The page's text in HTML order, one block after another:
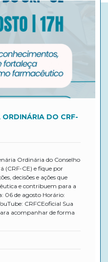
ORDINÁRIA DO CRF-
Ordinária do Conselho
(CRF-CE) e fique por
decisões e ações que
e contribuem para a
06 de agosto Horário:
CRFCEoficial Sua
acompanhar de forma